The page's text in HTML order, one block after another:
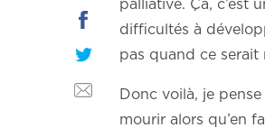
palliative. Ça, c’est
difficultés à
pas quand ce serait
Donc voilà, je
mourir alors qu’en